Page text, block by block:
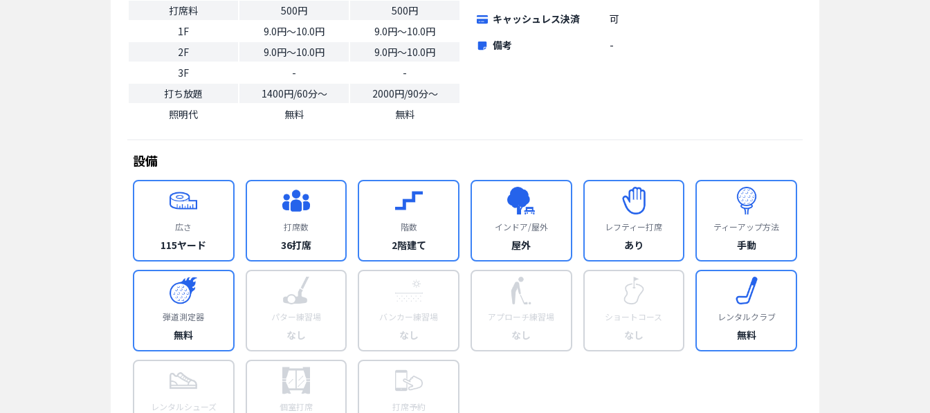
打席料
500円
500円
1F
9.0円〜10.0円
9.0円〜10.0円
2F
9.0円〜10.0円
9.0円〜10.0円
3F
-
-
打ち放題
1400円/60分〜
2000円/90分〜
照明代
無料 無料
キャッシュレス決済
可
備考
-
設備
広さ
115ヤード
打席数
36打席
階数
2階建て
インドア/屋外
屋外
レフティー打席
あり
ティーアップ方法
手動
弾道測定器
無料
パター練習場
なし
バンカー練習場
なし
アプローチ練習場
なし
ショートコース
なし
レンタルクラブ
無料
レンタルシューズ 個室打席 打席予約